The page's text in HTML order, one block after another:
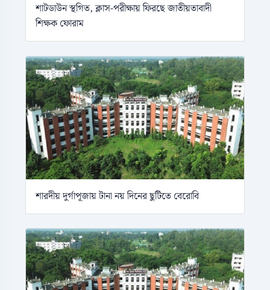
শাটডাউন স্থগিত, ক্লাস-পরীক্ষায় ফিরছে জাতীয়তাবাদী
শিক্ষক ফোরাম
শারদীয় দুর্গাপূজায় টানা নয় দিনের ছুটিতে বেরোবি